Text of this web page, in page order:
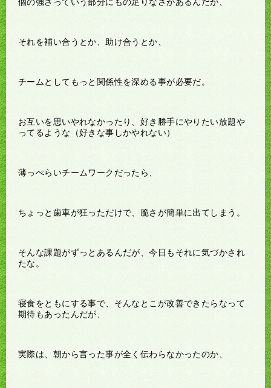
それを補い合うとか、助け合うとか、
チームとしてもっと関係性を深める事が必要だ。
お互いを思いやれなかったり、好き勝手にやりたい放題や
ってるような（好きな事しかやれない）
薄っぺらいチームワークだったら、
ちょっと歯車が狂っただけで、脆さが簡単に出てしまう。
そんな課題がずっとあるんだが、今日もそれに気づかされ
たな。
寝食をともにする事で、そんなとこが改善できたらなって
期待もあったんだが、
実際は、朝から言った事が全く伝わらなかったのか、